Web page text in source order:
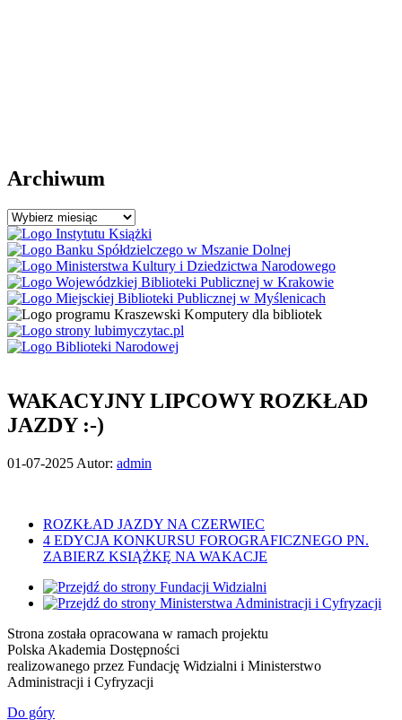
Archiwum
Archiwum
WAKACYJNY LIPCOWY ROZKŁAD
JAZDY :-)
Opublikowano
01-07-2025 Autor: admin
Nawigacja
wpisu
ROZKŁAD JAZDY NA CZERWIEC
4 EDYCJA KONKURSU FOROGRAFICZNEGO PN.
ZABIERZ KSIĄŻKĘ NA WAKACJE
Strona została opracowana w ramach projektu
Polska Akademia Dostępności
realizowanego przez Fundację Widzialni i Ministerstwo
Administracji i Cyfryzacji
Do góry